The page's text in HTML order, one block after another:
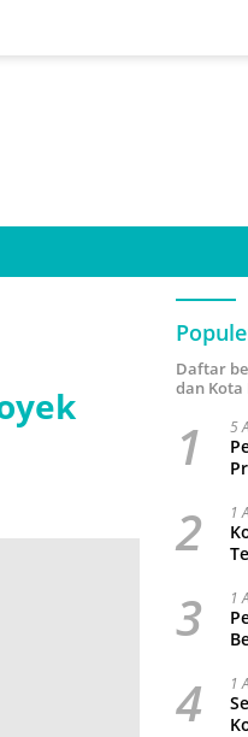
Daftar
dan Kota
1 5
2 1
3 1
4 1